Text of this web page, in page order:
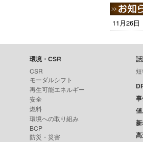
11月26日
環境・CSR
CSR
モーダルシフト
再生可能エネルギー
安全
燃料
環境への取り組み
BCP
防災・災害